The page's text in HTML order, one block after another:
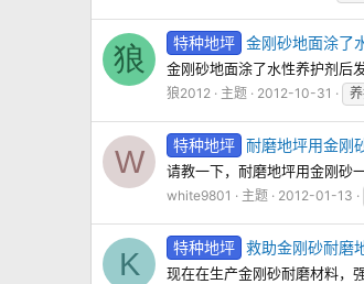
狼 特种地坪 金刚砂地面涂了
金刚砂地面涂了水性养护剂后
狼2012 主题 2012-10-31
W 特种地坪 耐磨地坪用金刚
请教一下，耐磨地坪用金刚砂
white9801 主题 2012-01-13
K 特种地坪 救助金刚砂耐磨
现在在生产金刚砂耐磨材料，